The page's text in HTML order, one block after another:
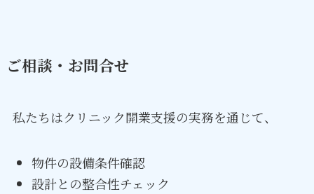
ご相談・お問合せ
私たちはクリニック開業支援の実務を通じて、
物件の設備条件確認
設計との整合性チェック